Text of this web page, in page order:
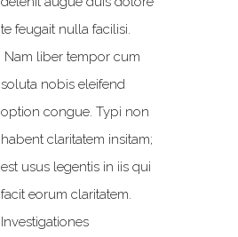
te feugait nulla facilisi.
Nam liber tempor cum
soluta nobis eleifend
option congue. Typi non
habent claritatem insitam;
est usus legentis in iis qui
facit eorum claritatem.
Investigationes